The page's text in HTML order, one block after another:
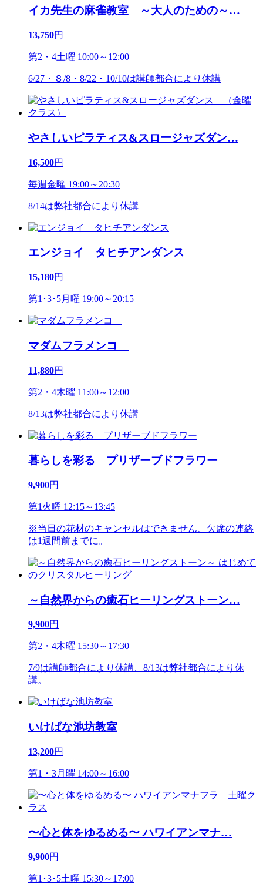
イカ先生の麻雀教室 ～大人のための～…
13,750円
第2・4土曜 10:00～12:00
6/27・８/8・8/22・10/10は講師都合により休講
やさしいピラティス&スロージャズダン…
16,500円
毎週金曜 19:00～20:30
8/14は弊社都合により休講
エンジョイ タヒチアンダンス
15,180円
第1･3･5月曜 19:00～20:15
マダムフラメンコ
11,880円
第2・4木曜 11:00～12:00
8/13は弊社都合により休講
暮らしを彩る プリザーブドフラワー
9,900円
第1火曜 12:15～13:45
※当日の花材のキャンセルはできません、欠席の連絡
は1週間前までに。
～自然界からの癒石ヒーリングストーン…
9,900円
第2・4木曜 15:30～17:30
7/9は講師都合により休講、8/13は弊社都合により休
講。
いけばな池坊教室
13,200円
第1・3月曜 14:00～16:00
〜心と体をゆるめる〜 ハワイアンマナ…
9,900円
第1･3･5土曜 15:30～17:00